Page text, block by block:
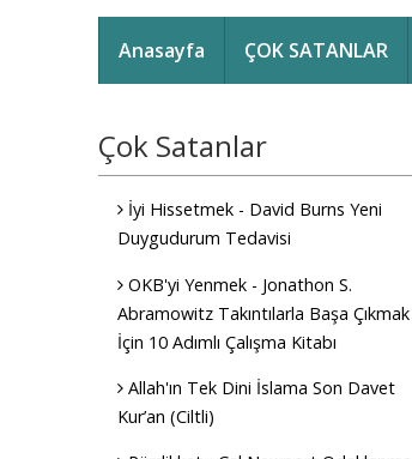
Anasayfa ÇOK SATANLAR
Çok Satanlar
İyi Hissetmek - David Burns Yeni
Duygudurum Tedavisi
OKB'yi Yenmek - Jonathon S.
Abramowitz Takıntılarla Başa Çıkmak
İçin 10 Adımlı Çalışma Kitabı
Allah'ın Tek Dini İslama Son Davet
Kur’an (Ciltli)